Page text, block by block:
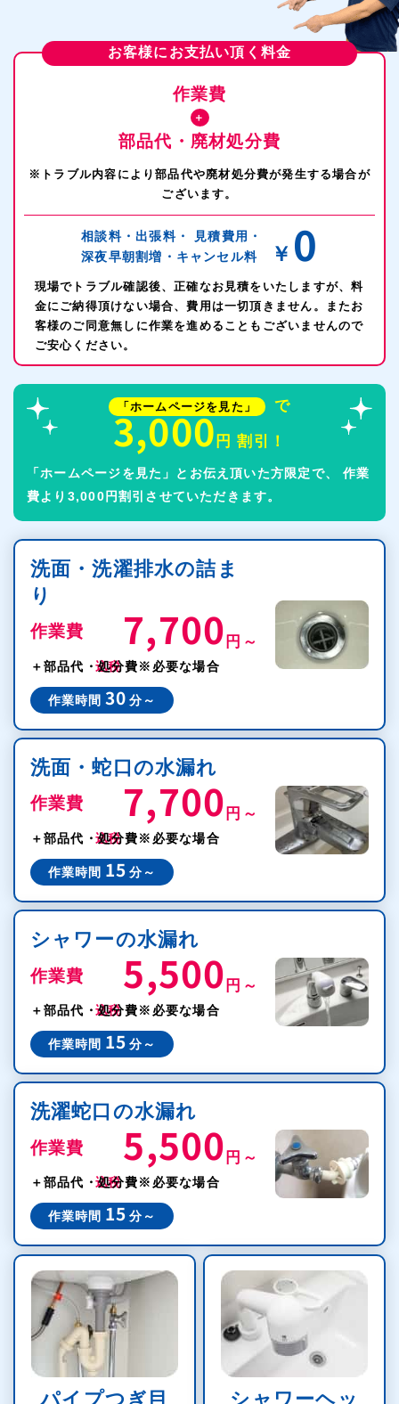
お客様にお支払い頂く料金
作業費
＋
部品代・廃材処分費
※トラブル内容により部品代や廃材処分費が発生する場合が
ございます。
相談料・出張料・
見積費用・
深夜早朝割増・ キャンセル料 ￥ 0
現場でトラブル確認後、正確なお見積をいたしますが、料
金にご納得頂けない場合、費用は一切頂きません。またお
客様のご同意無しに作業を進めることもございませんので
ご安心ください。
「ホームページを見た」 で
3,000 円 割引！
「ホームページを見た」とお伝え頂いた方限定で、
作業
費より3,000円割引させていただきます。
洗面・洗濯排水の詰ま
り
作業費 7,700 円～
＋部品代・処分費※必要な場合
作業時間 30 分～
洗面・蛇口の水漏れ
作業費 7,700 円～
＋部品代・処分費※必要な場合
作業時間 15 分～
シャワーの水漏れ
作業費 5,500 円～
＋部品代・処分費※必要な場合
作業時間 15 分～
洗濯蛇口の水漏れ
作業費 5,500 円～
＋部品代・処分費※必要な場合
作業時間 15 分～